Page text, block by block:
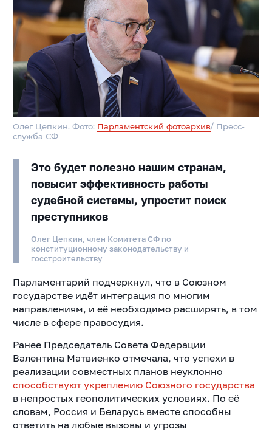
Олег Цепкин. Фото: Парламентский фотоархив/ Пресс-
служба СФ
Это будет полезно нашим странам,
повысит эффективность работы
судебной системы, упростит поиск
преступников
Олег Цепкин, член Комитета СФ по
конституционному законодательству и
госстроительству
Парламентарий подчеркнул, что в Союзном
государстве идёт интеграция по многим
направлениям, и её необходимо расширять, в том
числе в сфере правосудия.
Ранее Председатель Совета Федерации
Валентина Матвиенко отмечала, что успехи в
реализации совместных планов неуклонно
способствуют укреплению Союзного государства
в непростых геополитических условиях. По её
словам, Россия и Беларусь вместе способны
ответить на любые вызовы и угрозы